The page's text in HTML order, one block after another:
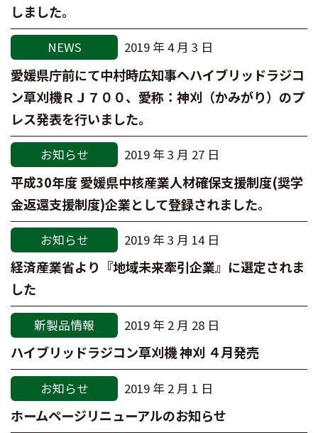
しました。
NEWS 2019 年 4 月 3 日
愛媛県庁前にて中村時広知事へハイブリッドラジコ
ン草刈機ＲＪ７００、愛称：神刈（かみがり）のプ
レス発表を行いました。
お知らせ 2019 年 3 月 27 日
平成30年度 愛媛県中核産業人材確保支援制度(奨学
金返還支援制度)企業として登録されました。
お知らせ 2019 年 3 月 14 日
経済産業省より『地域未来牽引企業』に選定されま
した
新製品情報 2019 年 2 月 28 日
ハイブリッドラジコン草刈機 神刈 ４月発売
お知らせ 2019 年 2 月 1 日
ホームページリニューアルのお知らせ